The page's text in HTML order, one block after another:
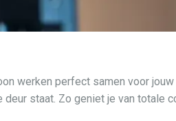
werken perfect samen voor
staat. Zo geniet je van totale